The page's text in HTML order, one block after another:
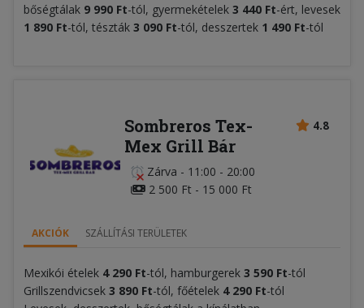
bőségtálak 9 990 Ft-tól, gyermekételek 3 440 Ft-ért, levesek
1 890 Ft-tól, tészták 3 090 Ft-tól, desszertek 1 490 Ft-tól
4.8
Sombreros Tex-
Mex Grill Bár
Zárva - 11:00 - 20:00
2 500 Ft - 15 000 Ft
AKCIÓK SZÁLLÍTÁSI TERÜLETEK
Mexikói ételek 4 290 Ft-tól, hamburgerek 3 590 Ft-tól
Grillszendvicsek 3 890 Ft-tól, főételek 4 290 Ft-tól